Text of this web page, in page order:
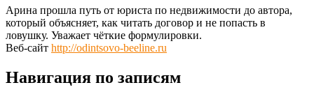
Арина прошла путь от юриста по недвижимости до автора,
который объясняет, как читать договор и не попасть в
ловушку. Уважает чёткие формулировки.
Веб-сайт http://odintsovo-beeline.ru
Навигация по записям